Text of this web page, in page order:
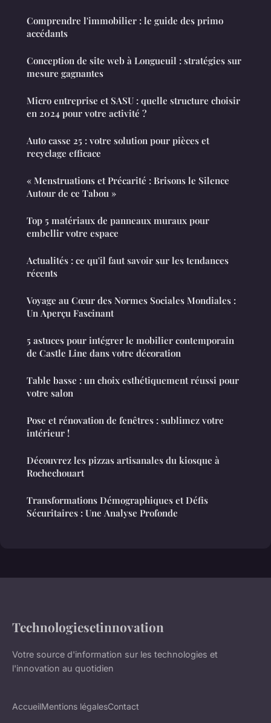
Comprendre l'immobilier : le guide des primo
accédants
Conception de site web à Longueuil : stratégies sur
mesure gagnantes
Micro entreprise et SASU : quelle structure choisir
en 2024 pour votre activité ?
Auto casse 25 : votre solution pour pièces et
recyclage efficace
« Menstruations et Précarité : Brisons le Silence
Autour de ce Tabou »
Top 5 matériaux de panneaux muraux pour
embellir votre espace
Actualités : ce qu'il faut savoir sur les tendances
récents
Voyage au Cœur des Normes Sociales Mondiales :
Un Aperçu Fascinant
5 astuces pour intégrer le mobilier contemporain
de Castle Line dans votre décoration
Table basse : un choix esthétiquement réussi pour
votre salon
Pose et rénovation de fenêtres : sublimez votre
intérieur !
Découvrez les pizzas artisanales du kiosque à
Rochechouart
Transformations Démographiques et Défis
Sécuritaires : Une Analyse Profonde
Technologiesetinnovation
Votre source d'information sur les technologies et
l'innovation au quotidien
AccueilMentions légalesContact